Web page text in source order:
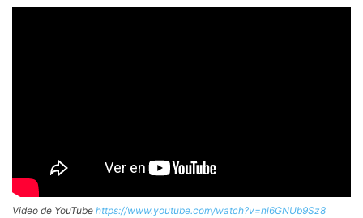
Video de YouTube https://www.youtube.com/watch?v=nl6GNUb9Sz8